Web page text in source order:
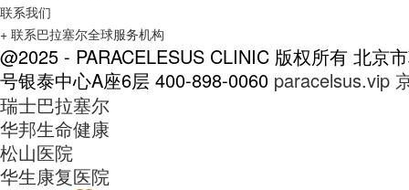
联系我们
+ 联系巴拉塞尔全球服务机构
@2025 - PARACELESUS CLINIC 版权所有 北京
号银泰中心A座6层 400-898-0060 paracelsus.vip
瑞士巴拉塞尔
华邦生命健康
松山医院
华生康复医院